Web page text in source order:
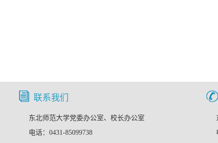
联系我们
东北师范大学党委办公室、校长办公室
电话：0431-85099738